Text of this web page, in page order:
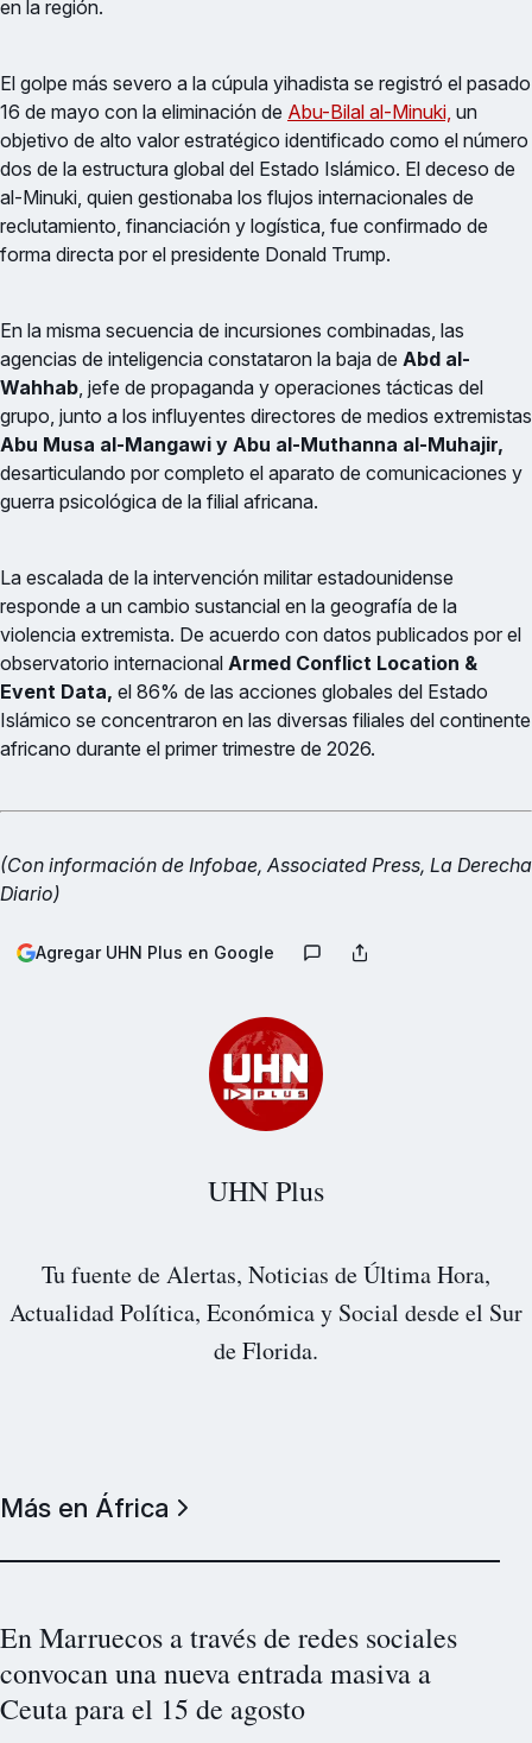
en la región.
El golpe más severo a la cúpula yihadista se registró el pasado
16 de mayo con la eliminación de Abu-Bilal al-Minuki, un
objetivo de alto valor estratégico identificado como el número
dos de la estructura global del Estado Islámico. El deceso de
al-Minuki, quien gestionaba los flujos internacionales de
reclutamiento, financiación y logística, fue confirmado de
forma directa por el presidente Donald Trump.
En la misma secuencia de incursiones combinadas, las
agencias de inteligencia constataron la baja de Abd al-
Wahhab , jefe de propaganda y operaciones tácticas del
grupo, junto a los influyentes directores de medios extremistas
Abu Musa al-Mangawi y Abu al-Muthanna al-Muhajir,
desarticulando por completo el aparato de comunicaciones y
guerra psicológica de la filial africana.
La escalada de la intervención militar estadounidense
responde a un cambio sustancial en la geografía de la
violencia extremista. De acuerdo con datos publicados por el
observatorio internacional Armed Conflict Location &
Event Data, el 86% de las acciones globales del Estado
Islámico se concentraron en las diversas filiales del continente
africano durante el primer trimestre de 2026.
(Con información de Infobae, Associated Press, La Derecha
Diario)
Agregar UHN Plus en Google
UHN Plus
Tu fuente de Alertas, Noticias de Última Hora,
Actualidad Política, Económica y Social desde el Sur
de Florida.
Más en África
En Marruecos a través de redes sociales
convocan una nueva entrada masiva a
Ceuta para el 15 de agosto